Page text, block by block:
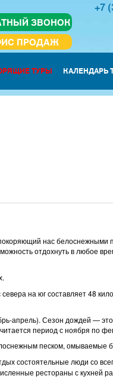
ЗВОНОК
ПРОДАЖ
+7
ТУРЫ КАЛЕНДАРЬ
нас
отдохнуть в любое
на юг составляет 48
апрель). Сезон дождей —
период с ноября по
песком, омываемые
состоятельные люди со
рестораны с кухней